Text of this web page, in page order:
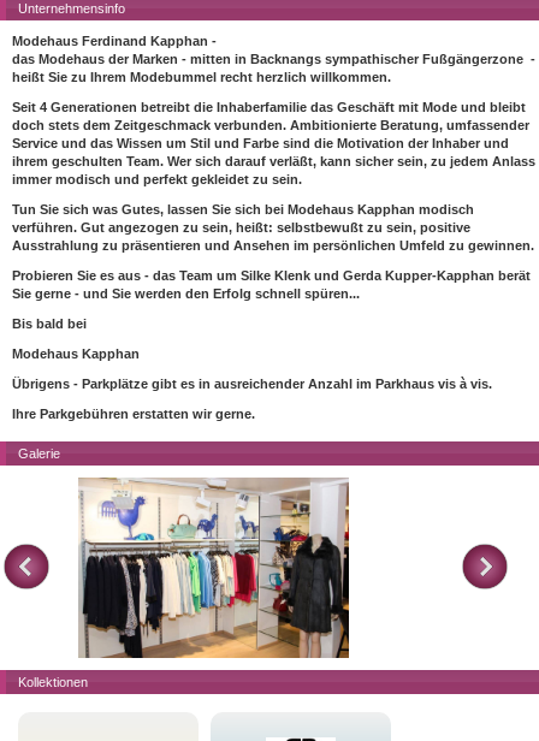
Unternehmensinfo
Modehaus Ferdinand Kapphan -
das Modehaus der Marken - mitten in Backnangs sympathischer Fußgängerzone -
heißt Sie zu Ihrem Modebummel recht herzlich willkommen.
Seit 4 Generationen betreibt die Inhaberfamilie das Geschäft mit Mode und bleibt
doch stets dem Zeitgeschmack verbunden. Ambitionierte Beratung, umfassender
Service und das Wissen um Stil und Farbe sind die Motivation der Inhaber und
ihrem geschulten Team. Wer sich darauf verläßt, kann sicher sein, zu jedem Anlass
immer modisch und perfekt gekleidet zu sein.
Tun Sie sich was Gutes, lassen Sie sich bei Modehaus Kapphan modisch
verführen. Gut angezogen zu sein, heißt: selbstbewußt zu sein, positive
Ausstrahlung zu präsentieren und Ansehen im persönlichen Umfeld zu gewinnen.
Probieren Sie es aus - das Team um Silke Klenk und Gerda Kupper-Kapphan berät
Sie gerne - und Sie werden den Erfolg schnell spüren...
Bis bald bei
Modehaus Kapphan
Übrigens - Parkplätze gibt es in ausreichender Anzahl im Parkhaus vis à vis.
Ihre Parkgebühren erstatten wir gerne.
Galerie
Kollektionen